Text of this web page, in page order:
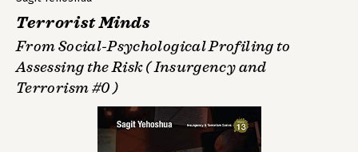
Terrorist Minds
From Social-Psychological Profiling to
Assessing the Risk ( Insurgency and
Terrorism #0 )